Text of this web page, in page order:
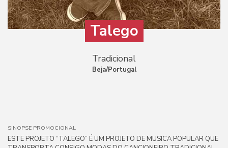
Talego
Tradicional
Beja/Portugal
SINOPSE PROMOCIONAL
ESTE PROJETO “TALEGO” É UM PROJETO DE MUSICA POPULAR QUE